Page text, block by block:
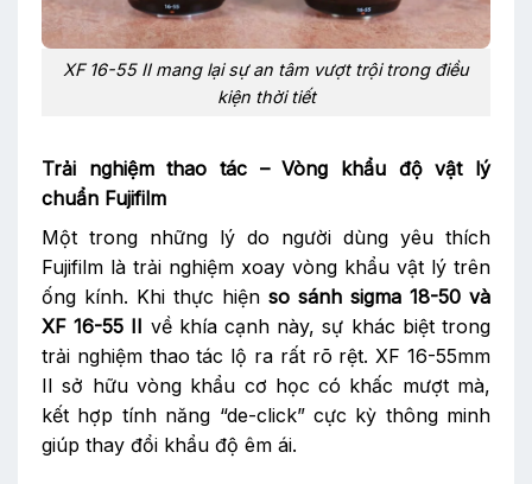
XF 16-55 II mang lại sự an tâm vượt trội trong điều
kiện thời tiết
Trải nghiệm thao tác – Vòng khẩu độ vật lý
chuẩn Fujifilm
Một trong những lý do người dùng yêu thích
Fujifilm là trải nghiệm xoay vòng khẩu vật lý trên
ống kính. Khi thực hiện so sánh sigma 18-50 và
XF 16-55 II về khía cạnh này, sự khác biệt trong
trải nghiệm thao tác lộ ra rất rõ rệt. XF 16-55mm
II sở hữu vòng khẩu cơ học có khấc mượt mà,
kết hợp tính năng “de-click” cực kỳ thông minh
giúp thay đổi khẩu độ êm ái.